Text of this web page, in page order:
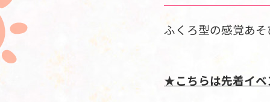
ふくろ型の感覚あ
★こちらは先着イベ